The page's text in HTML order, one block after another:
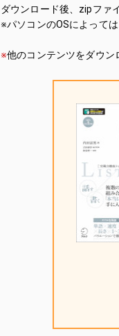
ダウンロード後、zipファ
※パソコンのOSによって
※他のコンテンツをダウン